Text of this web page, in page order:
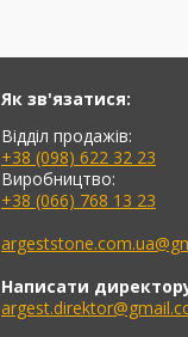
Як зв'язатися:
Відділ продажів:
+38 (098) 622 32 23
Виробництво:
+38 (066) 768 13 23
Написати